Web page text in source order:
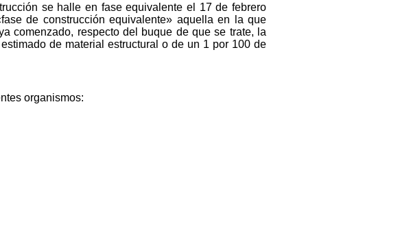
se halle en fase equivalente el 17 de febrero
de construcción equivalente» aquella en la que
comenzado, respecto del buque de que se trate, la
de material estructural o de un 1 por 100 de
organismos: